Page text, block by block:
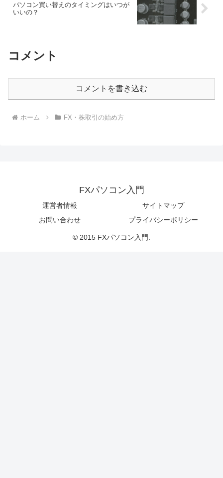
パソコン買い替えのタイミングはいつが
いいの？
コメント
コメントを書き込む
ホーム FX・株取引の始め方
FXパソコン入門
運営者情報
サイトマップ
お問い合わせ
プライバシーポリシー
© 2015 FXパソコン入門.